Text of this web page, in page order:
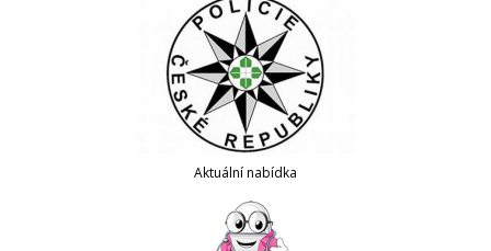
Aktuální nabídka